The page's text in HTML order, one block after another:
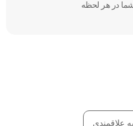
در هر لحظه
علاقمندی